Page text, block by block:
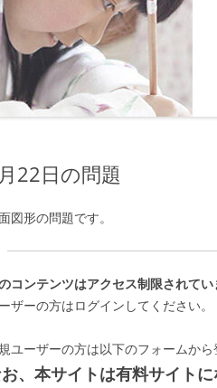
22日の問題
図形の問題です。
コンテンツはアクセス制限されてい
ザーの方はログインしてください。
ユーザーの方は以下のフォームから
、本サイトは有料サイト